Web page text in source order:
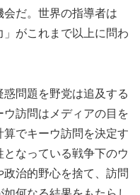
だ。世界の指導者は
」がこれまで以上に問わ
問題を野党は追及する
訪問はメディアの目を
でキーウ訪問を決定す
なっている戦争下のウ
治的野心を捨て、訪問